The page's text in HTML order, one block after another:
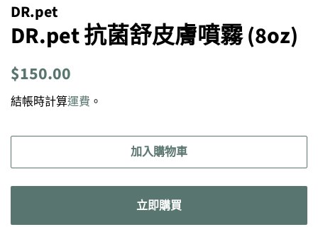
DR.pet
DR.pet 抗菌舒皮膚噴霧 (8oz)
定
$150.00
結帳時計算運費 。
加入購物車
立即購買